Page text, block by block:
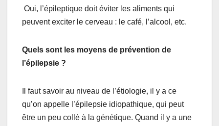
Oui, l’épileptique doit éviter les aliments qui
peuvent exciter le cerveau : le café, l’alcool, etc.
Quels sont les moyens de prévention de
l’épilepsie ?
Il faut savoir au niveau de l’étiologie, il y a ce
qu’on appelle l’épilepsie idiopathique, qui peut
être un peu collé à la génétique. Quand il y a une